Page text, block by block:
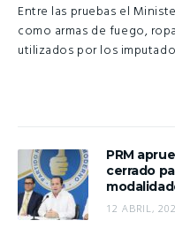
Entre las pruebas el
como armas de fuego,
utilizados por los
PRM
cerrado
12 ABRIL,